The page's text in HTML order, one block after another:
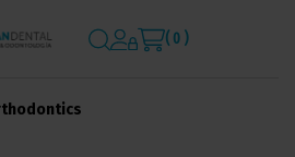
( 0 )